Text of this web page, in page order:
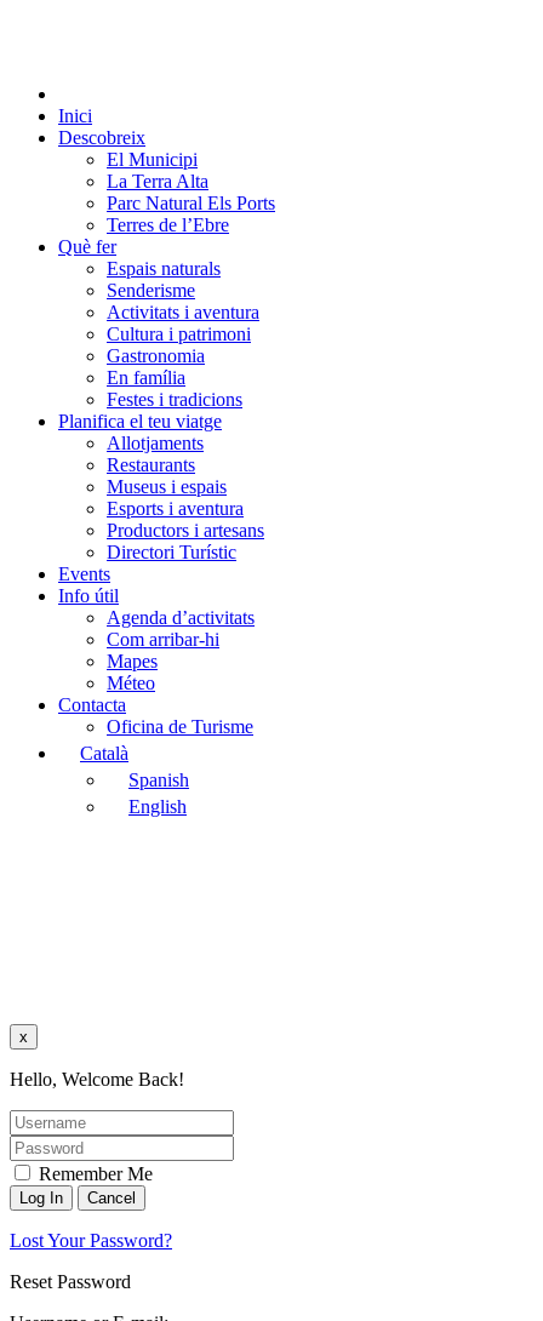
Inici
Descobreix
El Municipi
La Terra Alta
Parc Natural Els Ports
Terres de l’Ebre
Què fer
Espais naturals
Senderisme
Activitats i aventura
Cultura i patrimoni
Gastronomia
En família
Festes i tradicions
Planifica el teu viatge
Allotjaments
Restaurants
Museus i espais
Esports i aventura
Productors i artesans
Directori Turístic
Events
Info útil
Agenda d’activitats
Com arribar-hi
Mapes
Méteo
Contacta
Oficina de Turisme
Català
Spanish
English
x
Hello, Welcome Back!
Remember Me
Lost Your Password?
Reset Password